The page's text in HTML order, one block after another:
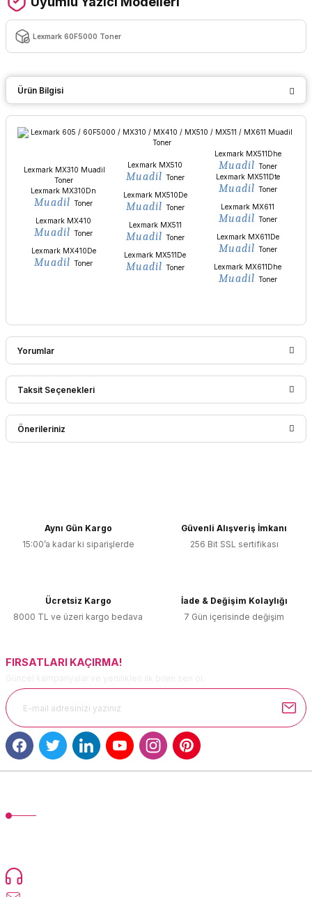
Lexmark 60F5000 Toner
Ürün Bilgisi
Lexmark MX310 Muadil
Toner
Lexmark MX310Dn
Muadil Toner
Lexmark MX410
Muadil Toner
Lexmark MX410De
Muadil Toner
Lexmark MX510
Muadil Toner
Lexmark MX510De
Muadil Toner
Lexmark MX511
Muadil Toner
Lexmark MX511De
Muadil Toner
Lexmark MX511Dhe
Muadil Toner
Lexmark MX511Dte
Muadil Toner
Lexmark MX611
Muadil Toner
Lexmark MX611De
Muadil Toner
Lexmark MX611Dhe
Muadil Toner
Yorumlar
Bu ürüne ilk yorumu siz yapın!
Taksit Seçenekleri
Önerileriniz
Ürün resmi kalitesiz, bozuk veya görüntülenemiyor.
Ürün fiyatı diğer sitelerden daha pahalı.
Bu ürüne benzer farklı alternatifler olmalı.
Aynı Gün Kargo
15:00’a kadar ki siparişlerde
Güvenli Alışveriş İmkanı
256 Bit SSL sertifikası
Ücretsiz Kargo
8000 TL ve üzeri kargo bedava
İade & Değişim Kolaylığı
7 Gün içerisinde değişim
FIRSATLARI KAÇIRMA!